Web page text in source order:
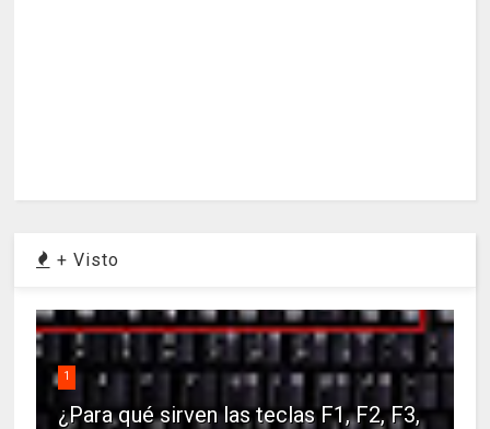
+ Visto
1
¿Para qué sirven las teclas F1, F2, F3,